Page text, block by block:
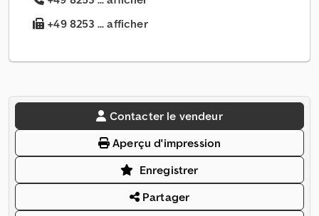
+49 8253 ... afficher
Contacter le vendeur
Aperçu d'impression
Enregistrer
Partager